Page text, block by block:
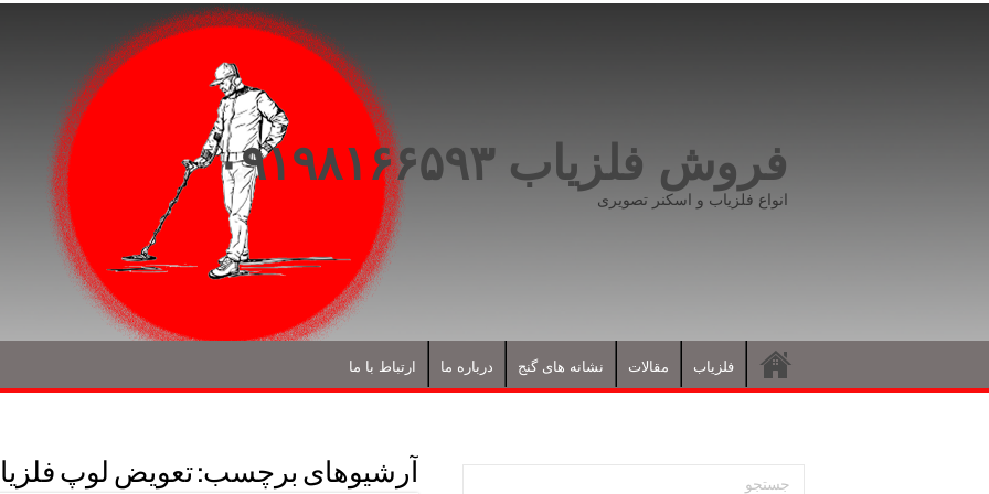
فروش فلزیاب ۰۹۱۹۸۱۶۶۵۹۳
انواع فلزیاب و اسکنر تصویری
فلزیاب مقالات نشانه های گنج درباره ما ارتباط با ما
آرشیوهای برچسب:تعویض لوپ